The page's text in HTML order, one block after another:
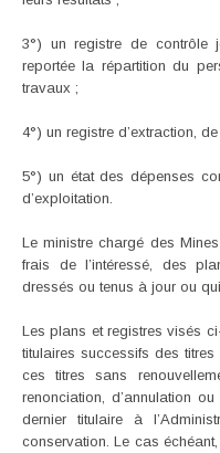
3°) un registre de contrôle
reportée la répartition du
travaux ;
4°) un registre d’extraction,
5°) un état des dépenses
d’exploitation.
Le ministre chargé des
frais de l’intéressé, des
dressés ou tenus à jour ou
Les plans et registres visés
titulaires successifs des
ces titres sans
renonciation, d’annulation
dernier titulaire à
conservation. Le cas